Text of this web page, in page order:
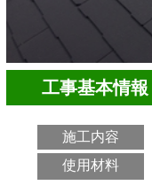
工事基本情報
施工内容
使用材料